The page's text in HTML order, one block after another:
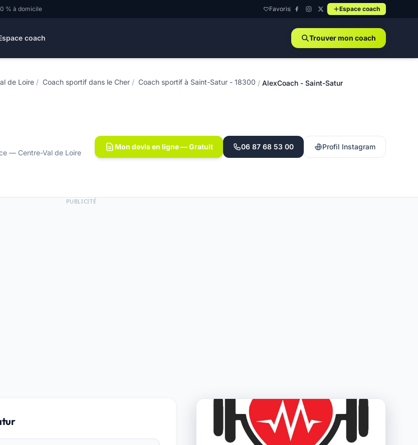
% à domicile Favoris Espace coach
coach Trouver mon coach
de Loire / Coach sportif dans le Cher / Coach sportif à Saint-Satur - 18300 / AlexCoach - Saint-Satur
— Centre-Val de Loire
Mon devis en ligne — Gratuit 06 87 68 53 00 Profil Instagram
PUBLICITÉ